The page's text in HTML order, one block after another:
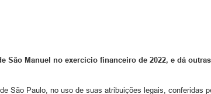
São Manuel no exercício financeiro de 2022, e dá
São Paulo, no uso de suas atribuições legais, conferidas